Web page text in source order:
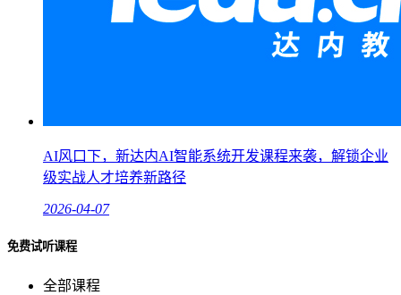
AI风口下，新达内AI智能系统开发课程来袭，解锁企业
级实战人才培养新路径
2026-04-07
免费试听课程
全部课程